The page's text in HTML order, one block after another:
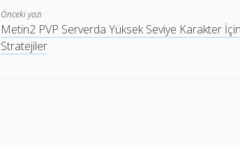
Önceki yazı
Metin2 PVP Serverda Yüksek Seviye Karakter İçin
Stratejiler